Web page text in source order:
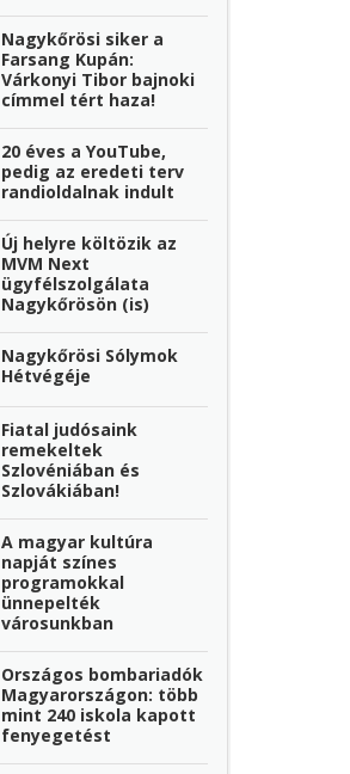
Nagykőrösi siker a
Farsang Kupán:
Várkonyi Tibor bajnoki
címmel tért haza!
20 éves a YouTube,
pedig az eredeti terv
randioldalnak indult
Új helyre költözik az
MVM Next
ügyfélszolgálata
Nagykőrösön (is)
Nagykőrösi Sólymok
Hétvégéje
Fiatal judósaink
remekeltek
Szlovéniában és
Szlovákiában!
A magyar kultúra
napját színes
programokkal
ünnepelték
városunkban
Országos bombariadók
Magyarországon: több
mint 240 iskola kapott
fenyegetést